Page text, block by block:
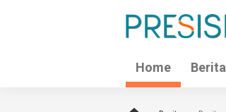
Home Berita